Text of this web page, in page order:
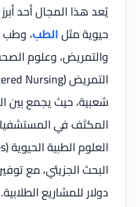
حيوية مثلالطب، وطب
والتمريض، وعلوم
شعبية، حيث يجمع بين
المكثف في
دولار للمشاريع الطلابية.